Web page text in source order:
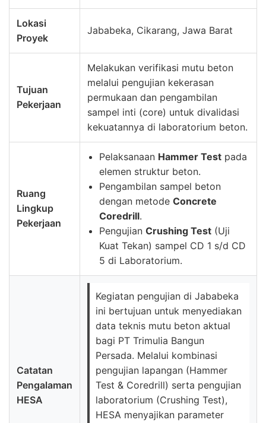
Lokasi
Proyek
Jababeka, Cikarang, Jawa Barat
Tujuan
Pekerjaan
Melakukan verifikasi mutu beton
melalui pengujian kekerasan
permukaan dan pengambilan
sampel inti (core) untuk divalidasi
kekuatannya di laboratorium beton.
Ruang
Lingkup
Pekerjaan
Pelaksanaan Hammer Test pada
elemen struktur beton.
Pengambilan sampel beton
dengan metode Concrete
Coredrill.
Pengujian Crushing Test (Uji
Kuat Tekan) sampel CD 1 s/d CD
5 di Laboratorium.
Catatan
Pengalaman
HESA
Kegiatan pengujian di Jababeka
ini bertujuan untuk menyediakan
data teknis mutu beton aktual
bagi PT Trimulia Bangun
Persada. Melalui kombinasi
pengujian lapangan (Hammer
Test & Coredrill) serta pengujian
laboratorium (Crushing Test),
HESA menyajikan parameter